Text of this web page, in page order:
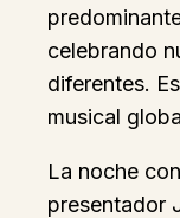
celebrando
diferentes.
musical
La noche
presentador